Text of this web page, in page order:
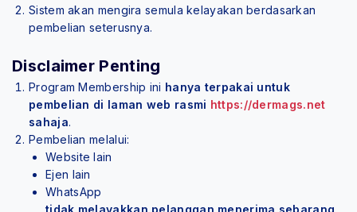
Sistem akan mengira semula kelayakan berdasarkan
pembelian seterusnya.
Disclaimer Penting
Program Membership ini hanya terpakai untuk
pembelian di laman web rasmi https://dermags.net
sahaja.
Pembelian melalui:
Website lain
Ejen lain
WhatsApp
tidak melayakkan pelanggan menerima sebarang